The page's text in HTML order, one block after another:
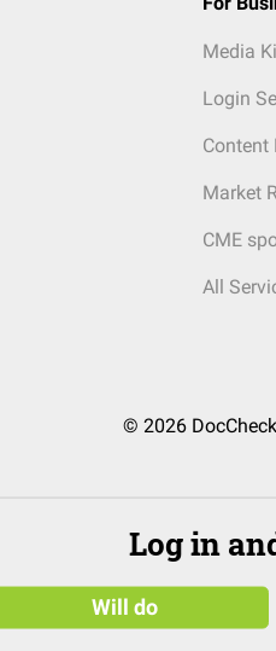
Media
Login
Content
Market
CME
All
© 2026
Log in
Will do